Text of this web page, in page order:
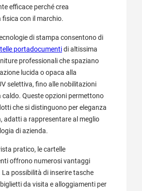
efficace perché crea
fisica con il marchio.
di stampa consentono di
portadocumentidi altissima
professionali che spaziano
lucida o opaca alla
selettiva, fino alle nobilitazioni
caldo. Queste opzioni permettono
che si distinguono per eleganza
adatti a rappresentare al meglio
di azienda.
pratico, le cartelle
offrono numerosi vantaggi
possibilità di inserire tasche
da visita e alloggiamenti per